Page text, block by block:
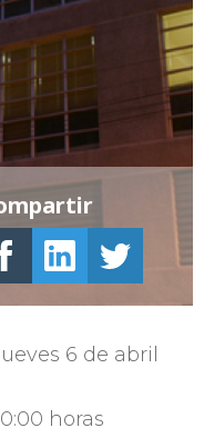
6 de abril
horas